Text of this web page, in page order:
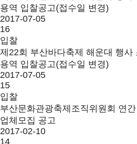
용역 입찰공고(접수일 변경)
2017-07-05
16
입찰
제22회 부산바다축제 해운대 행사
용역 입찰공고(접수일 변경)
2017-07-05
15
입찰
부산문화관광축제조직위원회 연
업체모집 공고
2017-02-10
14